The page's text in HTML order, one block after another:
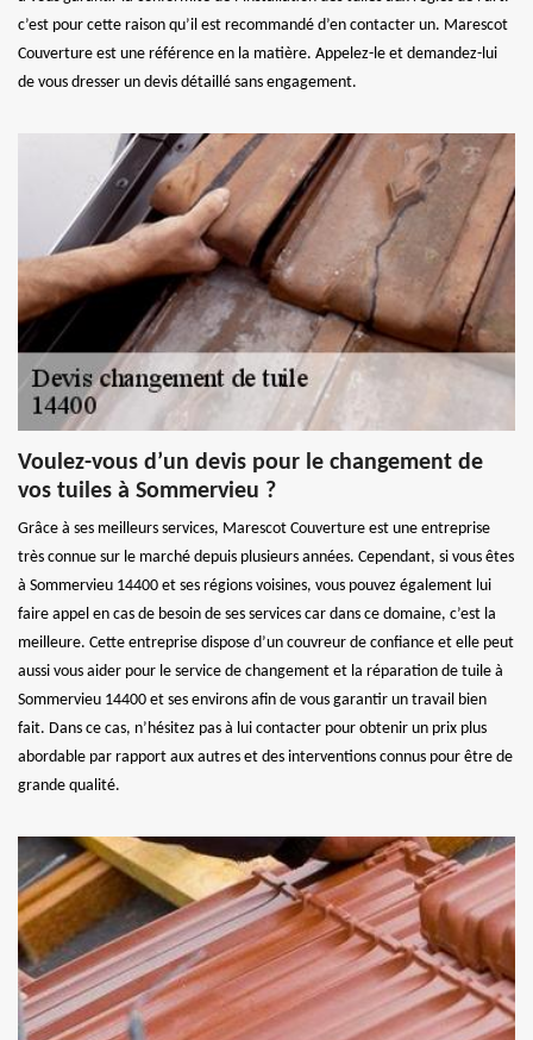
c’est pour cette raison qu’il est recommandé d’en contacter un. Marescot
Couverture est une référence en la matière. Appelez-le et demandez-lui
de vous dresser un devis détaillé sans engagement.
Voulez-vous d’un devis pour le changement de
vos tuiles à Sommervieu ?
Grâce à ses meilleurs services, Marescot Couverture est une entreprise
très connue sur le marché depuis plusieurs années. Cependant, si vous êtes
à Sommervieu 14400 et ses régions voisines, vous pouvez également lui
faire appel en cas de besoin de ses services car dans ce domaine, c’est la
meilleure. Cette entreprise dispose d’un couvreur de confiance et elle peut
aussi vous aider pour le service de changement et la réparation de tuile à
Sommervieu 14400 et ses environs afin de vous garantir un travail bien
fait. Dans ce cas, n’hésitez pas à lui contacter pour obtenir un prix plus
abordable par rapport aux autres et des interventions connus pour être de
grande qualité.